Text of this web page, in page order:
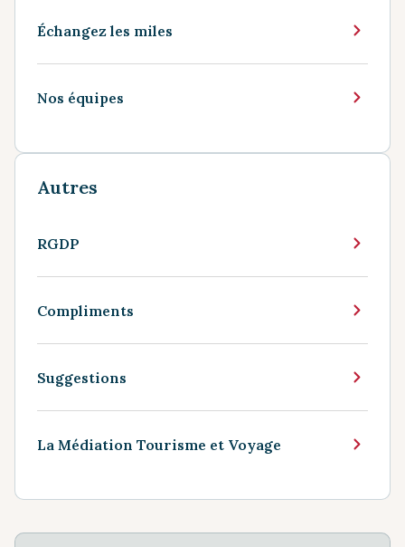
Échangez les miles
Nos équipes
Autres
RGDP
Compliments
Suggestions
La Médiation Tourisme et Voyage